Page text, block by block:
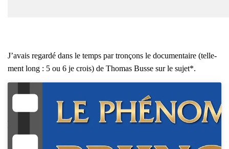
J’a­vais regar­dé dans le temps par tron­çons le docu­men­taire (tel­le­
ment long : 5 ou 6 je crois) de Tho­mas Busse sur le sujet*.